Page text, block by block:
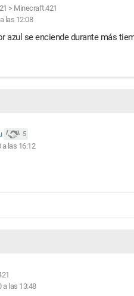
> Minecraft.421
las 12:08
azul se enciende durante más
5
a las 16:12
a las 13:48